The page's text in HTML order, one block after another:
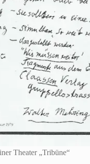
Theater „Tribüne“